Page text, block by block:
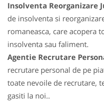
Insolventa Reorganizare
de insolventa si
romaneasca, care acopera
insolventa sau faliment.
Agentie Recrutare
recrutare personal de pe
toate nevoile de recrutare,
gasiti la noi..